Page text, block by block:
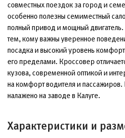
совместных поездок за город и
особенно полезны семиместный
полный привод и мощный
тем, кому важны уверенное
посадка и высокий уровень
его пределами. Кроссовер
кузова, современной оптикой и
на комфорт водителя и
налажено на заводе в Калуге.
Характеристики и